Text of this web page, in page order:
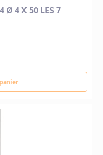
Ø 4 X 50 LES 7